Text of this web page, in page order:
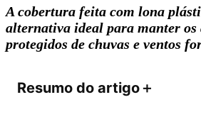
A cobertura feita com lona
alternativa ideal para manter os
protegidos de chuvas e ventos
Resumo do artigo＋